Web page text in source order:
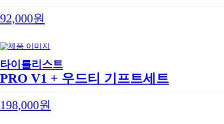
92,000원
타이틀리스트
PRO V1 + 우드티 기프트세트
198,000원